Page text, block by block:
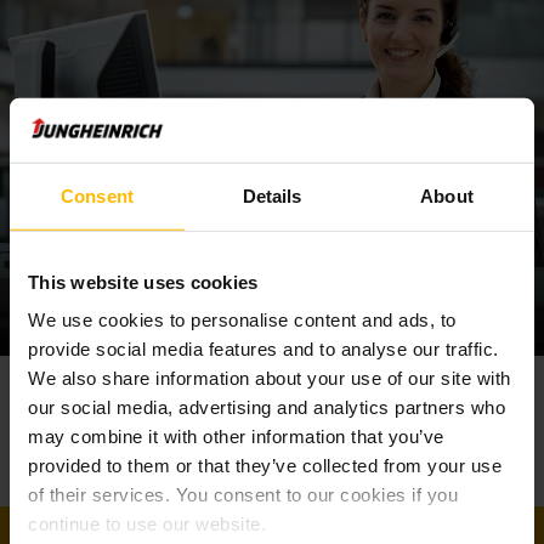
Consent Details About
This website uses cookies
We use cookies to personalise content and ads, to
provide social media features and to analyse our traffic.
We also share information about your use of our site with
our social media, advertising and analytics partners who
may combine it with other information that you’ve
provided to them or that they’ve collected from your use
of their services. You consent to our cookies if you
continue to use our website.
Komponenten für unsere gebrauchten Vertikal- wie auch die
gebrauchten Horizontal-Kommissioniererbesonders
ressourcenschonend sind. Entscheiden Sie sich für
eine preiswerte Alternative, indem Sie einen Vertikal-
Qualität müssen Sie dabei keine Abstriche machen.
Vertikal-Kommissionierer gebraucht kaufen
und Kosten sparen
Ob gebraucht oder neu, ein Jungheinrich Vertikal-
Kommissionierer ist Ihr Garant für die signifikante
Steigerung der Umschlagleistung und Produktivität
täglichen Warentransport. Ob Versand, Logistik oder
Produktion – unsere Gebraucht-Kommissionierer sind sowohl
fürSchmalganglager als auch für den
Mehrschichtbetrieb bestens geeignet. Sie überzeugen bei
Arbeiten auf engstem Raumund inKommissionierhöhen
von bis zu 14 Metermit höchster Pickleistung,
herausragenden Fahr- und Hubleistungen und erstklassiger
Ihr Kontakt
+43 50 61409
KONTAKT AUFNEHMEN